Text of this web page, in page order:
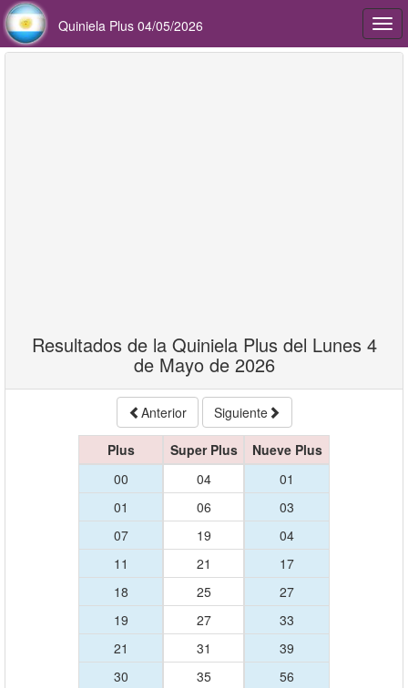
Quiniela Plus 04/05/2026
Resultados de la Quiniela Plus del Lunes 4
de Mayo de 2026
Anterior Siguiente
Plus
00
01
07
11
18
19
21
30
Super Plus
04
06
19
21
25
27
31
35
Nueve Plus
01
03
04
17
27
33
39
56